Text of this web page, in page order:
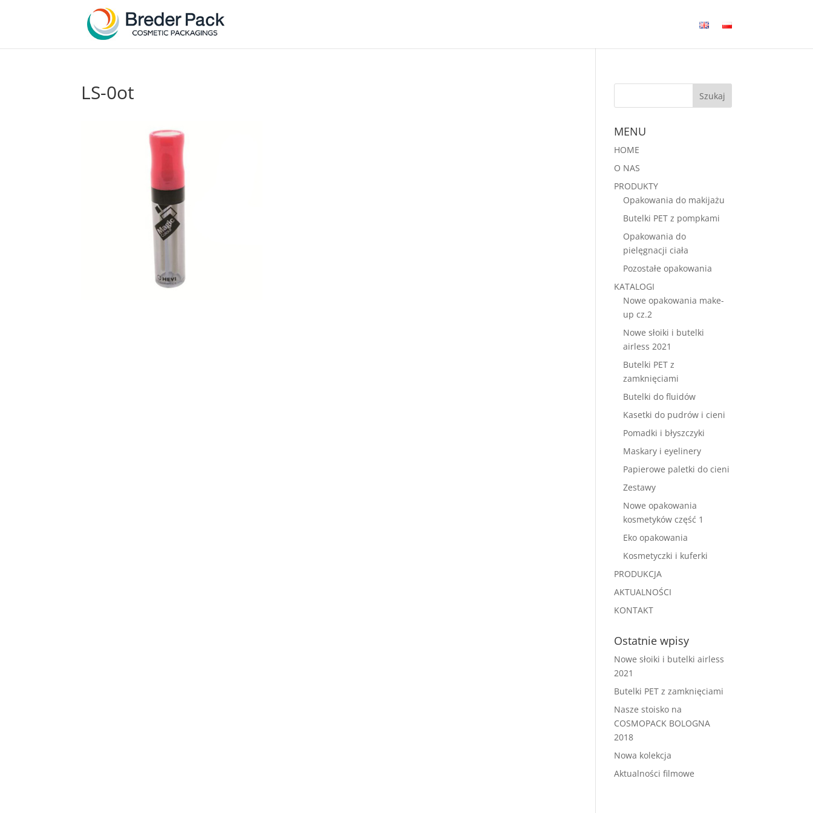
LS-0ot
MENU
HOME
O NAS
PRODUKTY
Opakowania do makijażu
Butelki PET z pompkami
Opakowania do
pielęgnacji ciała
Pozostałe opakowania
KATALOGI
Nowe opakowania make-
up cz.2
Nowe słoiki i butelki
airless 2021
Butelki PET z
zamknięciami
Butelki do fluidów
Kasetki do pudrów i cieni
Pomadki i błyszczyki
Maskary i eyelinery
Papierowe paletki do cieni
Zestawy
Nowe opakowania
kosmetyków część 1
Eko opakowania
Kosmetyczki i kuferki
PRODUKCJA
AKTUALNOŚCI
KONTAKT
Ostatnie wpisy
Nowe słoiki i butelki airless
2021
Butelki PET z zamknięciami
Nasze stoisko na
COSMOPACK BOLOGNA
2018
Nowa kolekcja
Aktualności filmowe